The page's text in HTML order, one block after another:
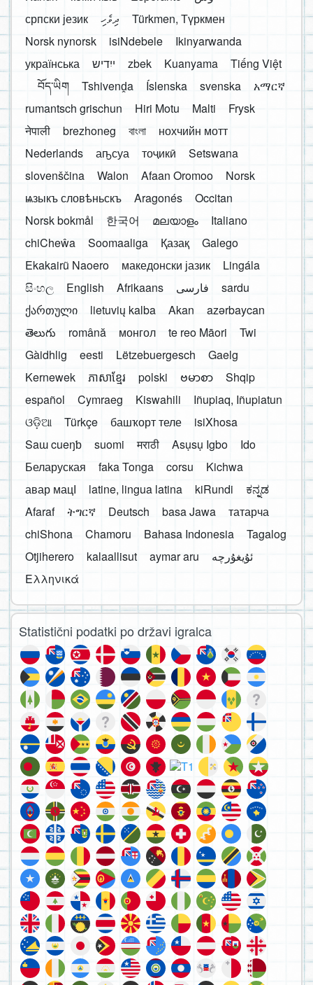
српски језик
ދިވެހި
Türkmen, Түркмен
Norsk nynorsk
isiNdebele
Ikinyarwanda
українська
ייִדיש zbek Kuanyama
Tiếng Việt
བོད་ཡིག
Tshivenḓa Íslenska svenska
አማርኛ
rumantsch grischun
Hiri Motu Malti
Frysk
नेपाली
brezhoneg বাংলা
нохчийн мотт
Nederlands
аҧсуа тоҷикӣ
Setswana
slovenščina
Walon Afaan Oromoo
Norsk
ѩзыкъ словѣньскъ
Aragonés
Occitan
Norsk bokmål
한국어 മലയാളം
Italiano
chiCheŵa
Soomaaliga Қазақ
Galego
Ekakairũ Naoero
македонски јазик
Lingála
සිංහල
English Afrikaans فارسی
sardu
ქართული
lietuvių kalba Akan
azərbaycan
తెలుగు
română монгол te reo Māori
Twi
Gàidhlig
eesti Lëtzebuergesch
Gaelg
Kernewek
ភាសាខ្មែរ polski ဗမာစာ
Shqip
español
Cymraeg Kiswahili
Iñupiaq, Iñupiatun
ଓଡ଼ିଆ
Türkçe башҡорт теле
isiXhosa
Saɯ cueŋƅ
suomi मराठी Asụsụ Igbo
Ido
Беларуская
faka Tonga corsu
Kichwa
авар мацӀ
latine, lingua latina kiRundi
ಕನ್ನಡ
Afaraf
ትግርኛ Deutsch basa Jawa
татарча
chiShona
Chamoru Bahasa Indonesia
Tagalog
Otjiherero
kalaallisut aymar aru
Ελληνικά
Statistični podatki po državi igralca